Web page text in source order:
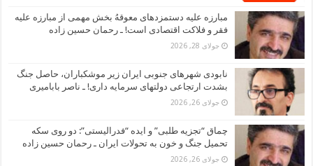
مبارزه علیه دستمزدهای معوقهُ بخش مهمی از مبارزه علیه
فقر و فلاکت اقتصادی است! ـ رحمان حسین زاده
جولای 28, 2026
نابودی شهرهای جنوبی ایران زیر موشکباران، حاصل جنگ
بشدت ارتجاعی دولتهای سرمایه داری! ـ ناصر بابامیری
جولای 26, 2026
چماق “تجزیه طلبی” و ایده “فدرالیستی”: دو روی سکه
تحمیل جنگ و خون به تحولات ایران ـ رحمان حسین زاده
جولای 26, 2026